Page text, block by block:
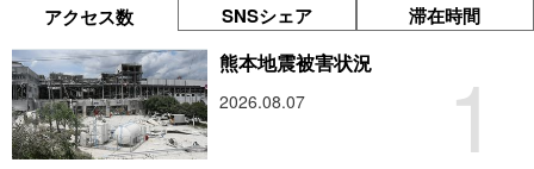
アクセス数 SNSシェア 滞在時間
1
熊本地震被害状況
2026.08.07